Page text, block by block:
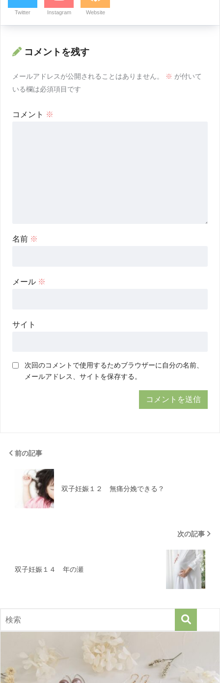
Twitter Instagram Website
コメントを残す
メールアドレスが公開されることはありません。 ※ が付いて
いる欄は必須項目です
コメント ※
名前 ※
メール ※
サイト
次回のコメントで使用するためブラウザーに自分の名前、
メールアドレス、サイトを保存する。
前の記事
双子妊娠１２ 無痛分娩できる？
次の記事
双子妊娠１４ 年の瀬